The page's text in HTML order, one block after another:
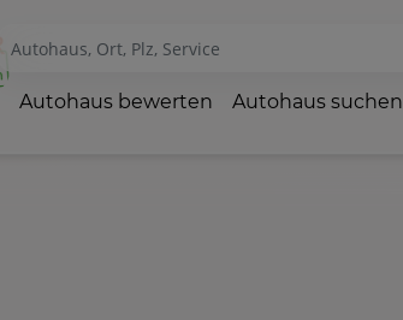
Autohaus bewerten Autohaus suchen